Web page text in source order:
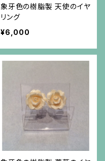
象牙色の樹脂製 天使のイヤ
リング
¥6,000